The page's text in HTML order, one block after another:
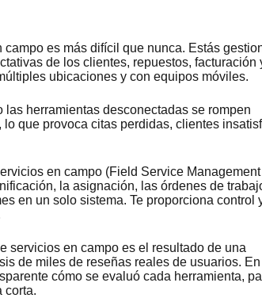
es más difícil que nunca. Estás
de los clientes, repuestos, facturación
ubicaciones y con equipos móviles.
herramientas desconectadas se rompen
que provoca citas perdidas, clientes
en campo (Field Service Management
la asignación, las órdenes de
en un solo sistema. Te proporciona control
servicios en campo es el resultado de una
de miles de reseñas reales de usuarios.
cómo se evaluó cada herramienta,
corta.